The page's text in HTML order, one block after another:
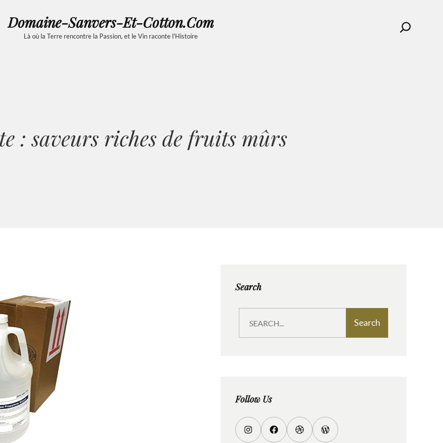
Domaine-Sanvers-Et-Cotton.com
Là où la Terre rencontre la Passion, et le Vin raconte l'Histoire
Search
:saveurs riches de fruits mûrs
Search
a
Search
Follow Us
I
F
D
W